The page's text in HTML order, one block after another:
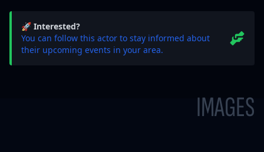
🚀 Interested?
You can follow this actor to stay informed about
their upcoming events in your area.
IMAGES